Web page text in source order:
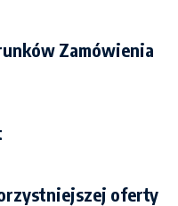
Zamówienia
oferty